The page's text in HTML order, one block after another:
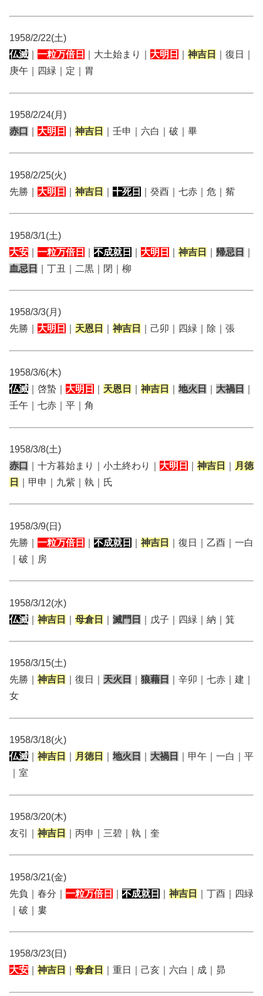
1958/2/22(土)
仏滅
一粒万倍日 ｜大土始まり｜ 大明日 神吉日
｜復日｜
庚午｜四緑｜定｜胃
1958/2/24(月)
赤口
大明日 神吉日 ｜壬申｜六白｜破｜畢
1958/2/25(火)
先勝｜ 大明日 神吉日 十死日 ｜癸酉｜七赤｜危｜觜
1958/3/1(土)
大安
一粒万倍日 不成就日 大明日 神吉日 帰忌日
血忌日
｜丁丑｜二黒｜閉｜柳
1958/3/3(月)
先勝｜ 大明日 天恩日 神吉日 ｜己卯｜四緑｜除｜張
1958/3/6(木)
仏滅 ｜啓蟄｜ 大明日 天恩日 神吉日 地火日 大禍日
壬午｜七赤｜平｜角
1958/3/8(土)
赤口
｜十方暮始まり｜小土終わり｜ 大明日 神吉日
月徳
日
｜甲申｜九紫｜執｜氏
1958/3/9(日)
先勝｜ 一粒万倍日 不成就日 神吉日
｜復日｜乙酉｜一白
｜破｜房
1958/3/12(水)
仏滅
神吉日 母倉日 滅門日 ｜戊子｜四緑｜納｜箕
1958/3/15(土)
先勝｜ 神吉日 ｜復日｜ 天火日 狼藉日
｜辛卯｜七赤｜建｜
女
1958/3/18(火)
仏滅
神吉日 月徳日 地火日 大禍日
｜甲午｜一白｜平
｜室
1958/3/20(木)
友引｜ 神吉日 ｜丙申｜三碧｜執｜奎
1958/3/21(金)
先負｜春分｜ 一粒万倍日 不成就日 神吉日
｜丁酉｜四緑
｜破｜婁
1958/3/23(日)
大安
神吉日 母倉日 ｜重日｜己亥｜六白｜成｜昴